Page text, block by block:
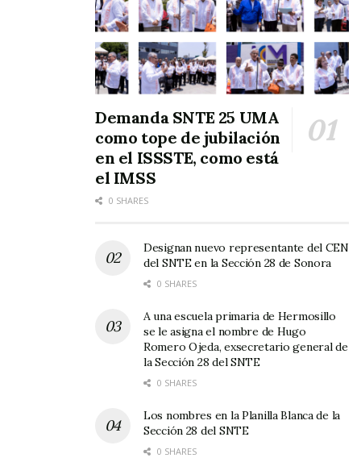
Demanda SNTE 25 UMA
como tope de jubilación
en el ISSSTE, como está
el IMSS
0 SHARES
Designan nuevo representante del CEN
del SNTE en la Sección 28 de Sonora
0 SHARES
A una escuela primaria de Hermosillo
se le asigna el nombre de Hugo
Romero Ojeda, exsecretario general de
la Sección 28 del SNTE
0 SHARES
Los nombres en la Planilla Blanca de la
Sección 28 del SNTE
0 SHARES